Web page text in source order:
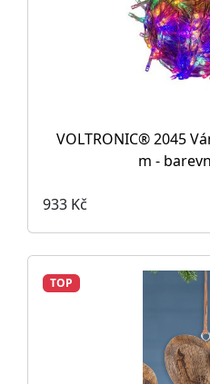
VOLTRONIC® 2045
m -
933 Kč
TOP